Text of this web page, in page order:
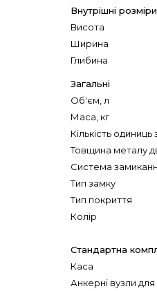
Внутрішні
Висота
Загальні
Маса,
Кількість
Товщина
Система
Тип замку
Тип
Колір
Стандартна
Анкерні вузли